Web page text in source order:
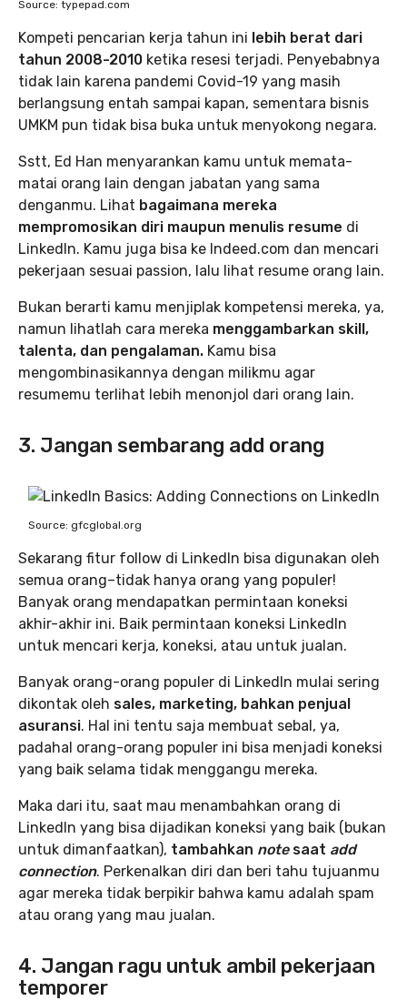
Source: typepad.com
Kompeti pencarian kerja tahun ini lebih berat dari
tahun 2008-2010 ketika resesi terjadi. Penyebabnya
tidak lain karena pandemi Covid-19 yang masih
berlangsung entah sampai kapan, sementara bisnis
UMKM pun tidak bisa buka untuk menyokong negara.
Sstt, Ed Han menyarankan kamu untuk memata-
matai orang lain dengan jabatan yang sama
denganmu. Lihat bagaimana mereka
mempromosikan diri maupun menulis resume di
LinkedIn. Kamu juga bisa ke Indeed.com dan mencari
pekerjaan sesuai passion, lalu lihat resume orang lain.
Bukan berarti kamu menjiplak kompetensi mereka, ya,
namun lihatlah cara mereka menggambarkan skill,
talenta, dan pengalaman. Kamu bisa
mengombinasikannya dengan milikmu agar
resumemu terlihat lebih menonjol dari orang lain.
3. Jangan sembarang add orang
Source: gfcglobal.org
Sekarang fitur follow di LinkedIn bisa digunakan oleh
semua orang–tidak hanya orang yang populer!
Banyak orang mendapatkan permintaan koneksi
akhir-akhir ini. Baik permintaan koneksi LinkedIn
untuk mencari kerja, koneksi, atau untuk jualan.
Banyak orang-orang populer di LinkedIn mulai sering
dikontak oleh sales, marketing, bahkan penjual
asuransi. Hal ini tentu saja membuat sebal, ya,
padahal orang-orang populer ini bisa menjadi koneksi
yang baik selama tidak menggangu mereka.
Maka dari itu, saat mau menambahkan orang di
LinkedIn yang bisa dijadikan koneksi yang baik (bukan
untuk dimanfaatkan), tambahkan notesaat add
connection. Perkenalkan diri dan beri tahu tujuanmu
agar mereka tidak berpikir bahwa kamu adalah spam
atau orang yang mau jualan.
4. Jangan ragu untuk ambil pekerjaan
temporer